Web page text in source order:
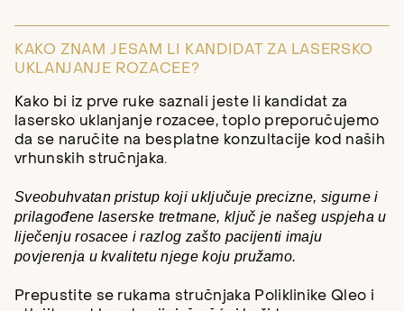
KAKO ZNAM JESAM LI KANDIDAT ZA LASERSKO
UKLANJANJE ROZACEE?
Kako bi iz prve ruke saznali jeste li kandidat za
lasersko uklanjanje rozacee, toplo preporučujemo
da se naručite na besplatne konzultacije kod naših
vrhunskih stručnjaka.
Sveobuhvatan pristup koji uključuje precizne, sigurne i
prilagođene laserske tretmane, ključ je našeg uspjeha u
liječenju rosacee i razlog zašto pacijenti imaju
povjerenja u kvalitetu njege koju pružamo.
Prepustite se rukama stručnjaka Poliklinike Qleo i